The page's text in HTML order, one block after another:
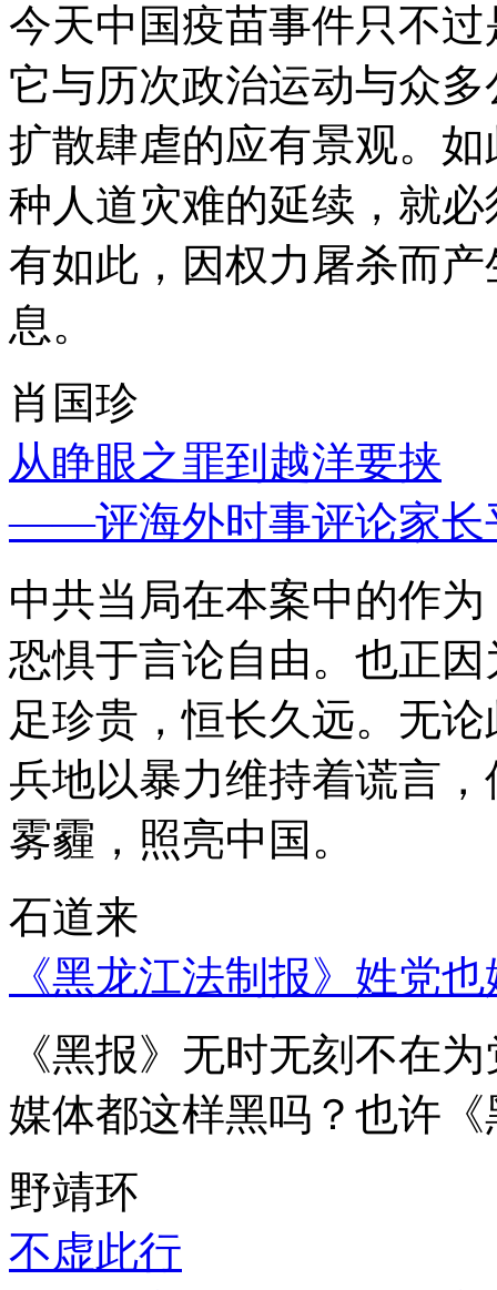
今天中国疫苗事件只不
它与历次政治运动与众
扩散肆虐的应有景观。
种人道灾难的延续，就
有如此，因权力屠杀而
息。
肖国珍
从睁眼之罪到越洋要挟
——评海外时事评论家长
中共当局在本案中的作
恐惧于言论自由。也正
足珍贵，恒长久远。无
兵地以暴力维持着谎言
雾霾，照亮中国。
石道来
《黑龙江法制报》姓党
《黑报》无时无刻不在
媒体都这样黑吗？也许
野靖环
不虚此行